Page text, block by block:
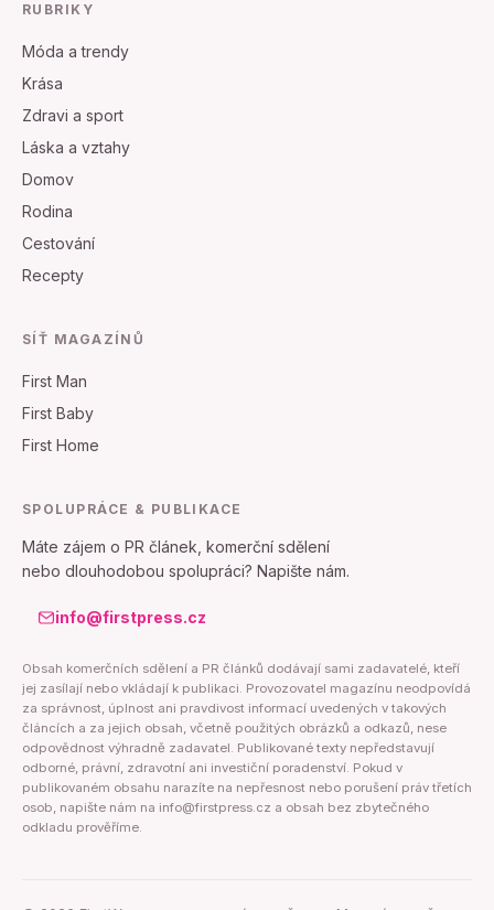
RUBRIKY
Móda a trendy
Krása
Zdravi a sport
Láska a vztahy
Domov
Rodina
Cestování
Recepty
SÍŤ MAGAZÍNŮ
First Man
First Baby
First Home
SPOLUPRÁCE & PUBLIKACE
Máte zájem o PR článek, komerční sdělení
nebo dlouhodobou spolupráci? Napište nám.
info@firstpress.cz
Obsah komerčních sdělení a PR článků dodávají sami zadavatelé, kteří
jej zasílají nebo vkládají k publikaci. Provozovatel magazínu neodpovídá
za správnost, úplnost ani pravdivost informací uvedených v takových
článcích a za jejich obsah, včetně použitých obrázků a odkazů, nese
odpovědnost výhradně zadavatel. Publikované texty nepředstavují
odborné, právní, zdravotní ani investiční poradenství. Pokud v
publikovaném obsahu narazíte na nepřesnost nebo porušení práv třetích
osob, napište nám na info@firstpress.cz a obsah bez zbytečného
odkladu prověříme.